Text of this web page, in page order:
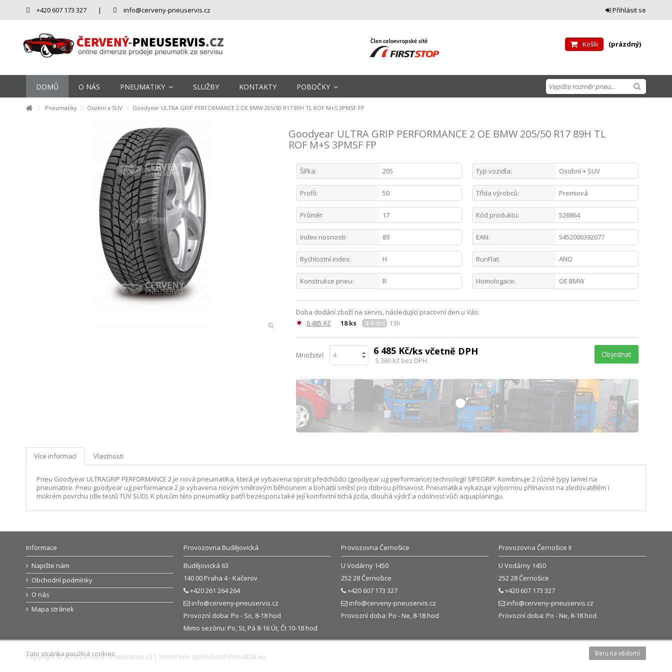
Přihlásit se
+420 607 173 327 | info@cerveny-pneuservis.cz
Košík (prázdný)
DOMŮ O NÁS PNEUMATIKY SLUŽBY KONTAKTY POBOČKY
Pneumatiky Osobní a SUV Goodyear ULTRA GRIP PERFORMANCE 2 OE BMW 205/50 R17 89H TL ROF M+S 3PMSF FP
Goodyear ULTRA GRIP PERFORMANCE 2 OE BMW 205/50 R17 89H TL
ROF M+S 3PMSF FP
Šířka: 205 Typ vozidla: Osobní + SUV
Profil: 50 Třída výrobců: Premiová
Průměr: 17 Kód produktu: 526864
Index nosnosti: 89 EAN: 5452000392077
Rychlostní index: H RunFlat: ANO
Konstrukce pneu: R Homologace: OE BMW
Doba dodání zboží na servis, následující pracovní den u Vás:
6 485 Kč
18 ks 4-6 dní 13h
Objednat
Množství: 6 485 Kč/ks včetně DPH
5 360 Kč bez DPH
Více informací Vlastnosti
Pneu Goodyear ULTRAGRIP PERFORMANCE 2 je nová pneumatika, která je vybavena oproti předchůdci (goodyear ug performance) technologií SIPEGRIP. Kombinuje 2 různé typy lamel na
pneumatice. Pneu goodyear ug performance 2 je vybavena novým směrovým běhounem a bohatší směsí pro dobrou přilnavost. Pneumatika vykazuje výbornou přilnavost na zledovatělém i
mokrém povrchu (dle testů TÜV SÜD). K plusům této pneumatiky patří bezesporu také její komfortní tichá jízda, dlouhá výdrž a odolnost vůči aquaplaningu.
Informace
Napište nám
Obchodní podmínky
O nás
Mapa stránek
Provozovna Budějovická
Budějovická 63
140 00 Praha 4 - Kačerov
+420 261 264 264
info@cerveny-pneuservis.cz
Provozní doba: Po - So, 8-18 hod
Mimo sezónu: Po, St, Pá 8-16 Út, Čt 10-18 hod
Provozovna Černošice
U Vodárny 1450
252 28 Černošice
+420 607 173 327
info@cerveny-pneuservis.cz
Provozní doba: Po - Ne, 8-18 hod
Provozovna Černošice II
U Vodárny 1450
252 28 Černošice
+420 607 173 327
info@cerveny-pneuservis.cz
Provozní doba: Po - Ne, 8-18 hod
Copyright © 2019 Červený - Pneuservis.cz | Vytvořeno společností PneuB2B.eu Beru na vědomí
Tato stránka používá cookies